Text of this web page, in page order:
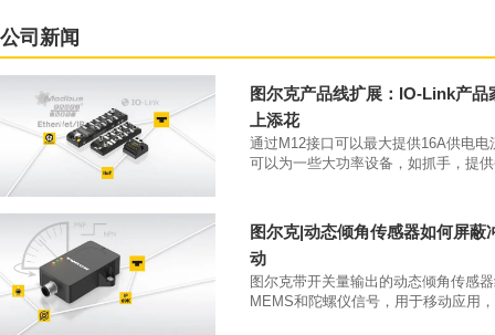
公司新闻
图尔克产品线扩展：IO-Link产品
上添花
通过M12接口可以最大提供16A供电电
可以为一些大功率设备，如抓手，提
本体上。
图尔克|动态倾角传感器如何屏蔽
动
图尔克带开关量输出的动态倾角传感
MEMS和陀螺仪信号，用于移动应用